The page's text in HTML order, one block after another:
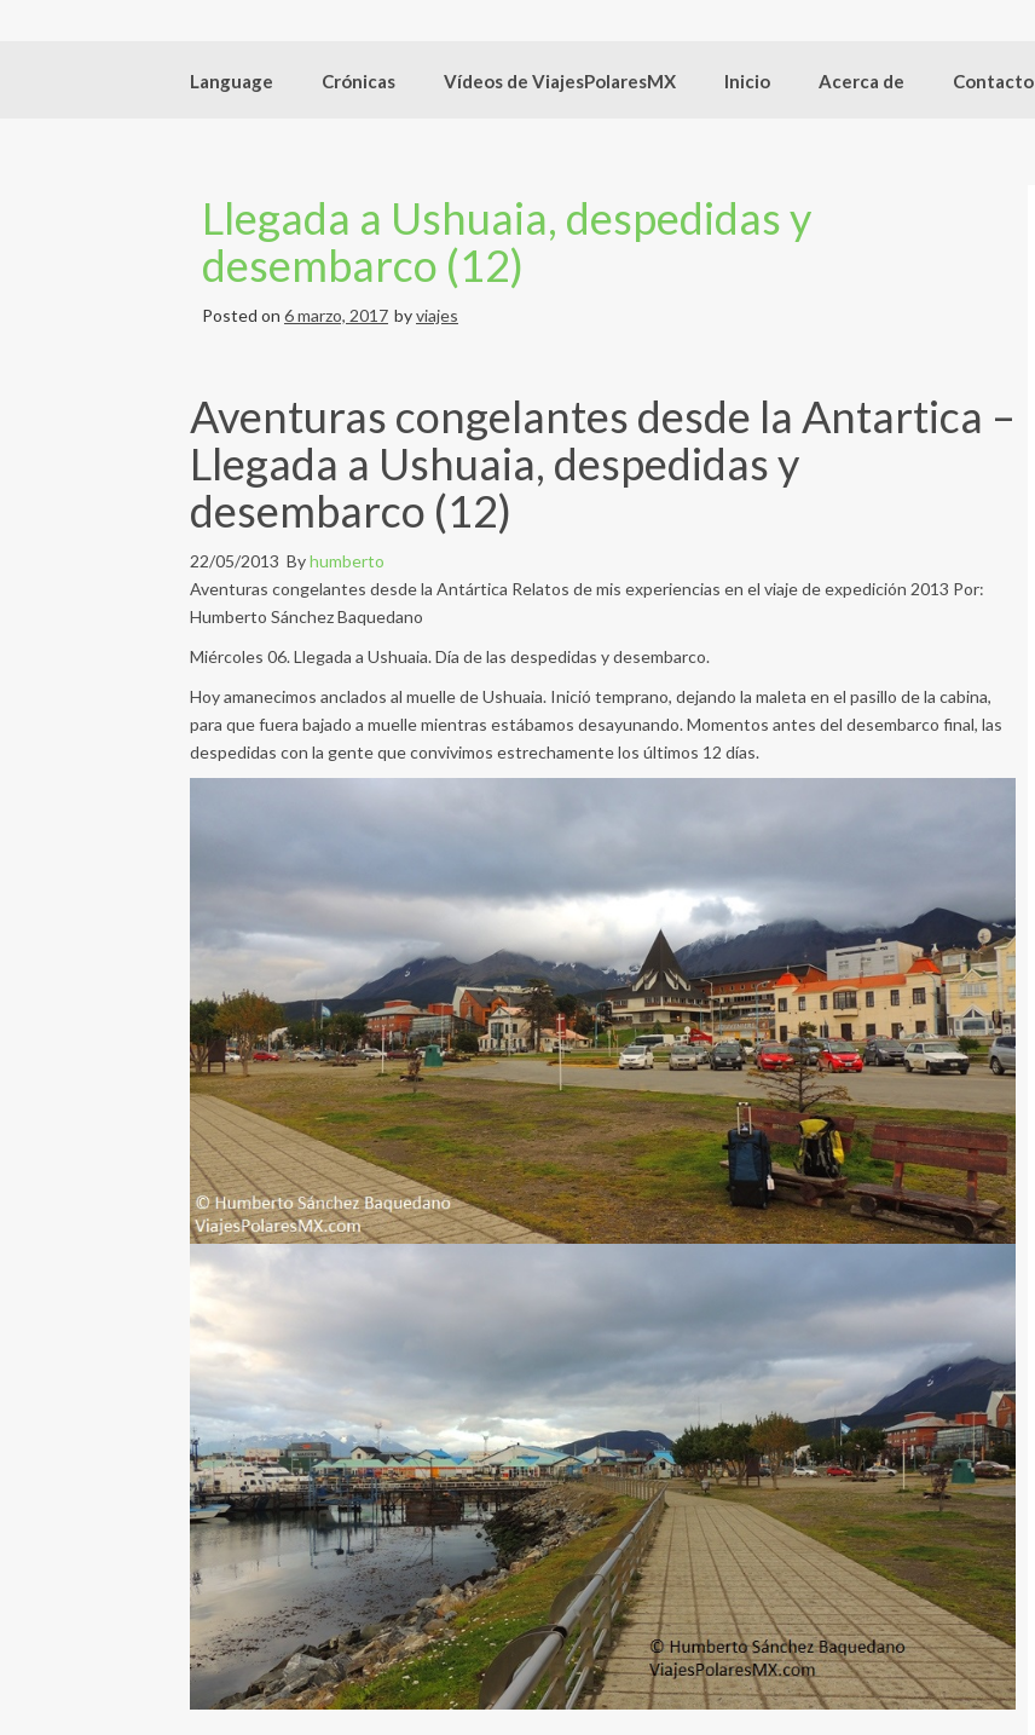
Language Crónicas Vídeos de ViajesPolaresMX Inicio Acerca de Contacto
Llegada a Ushuaia, despedidas y
desembarco (12)
Posted on 6 marzo, 2017 byviajes
Aventuras congelantes desde la Antartica –
Llegada a Ushuaia, despedidas y
desembarco (12)
22/05/2013 Byhumberto
Aventuras congelantes desde la Antártica Relatos de mis experiencias en el viaje de expedición 2013 Por:
Humberto Sánchez Baquedano
Miércoles 06. Llegada a Ushuaia. Día de las despedidas y desembarco.
Hoy amanecimos anclados al muelle de Ushuaia. Inició temprano, dejando la maleta en el pasillo de la cabina,
para que fuera bajado a muelle mientras estábamos desayunando. Momentos antes del desembarco final, las
despedidas con la gente que convivimos estrechamente los últimos 12 días.